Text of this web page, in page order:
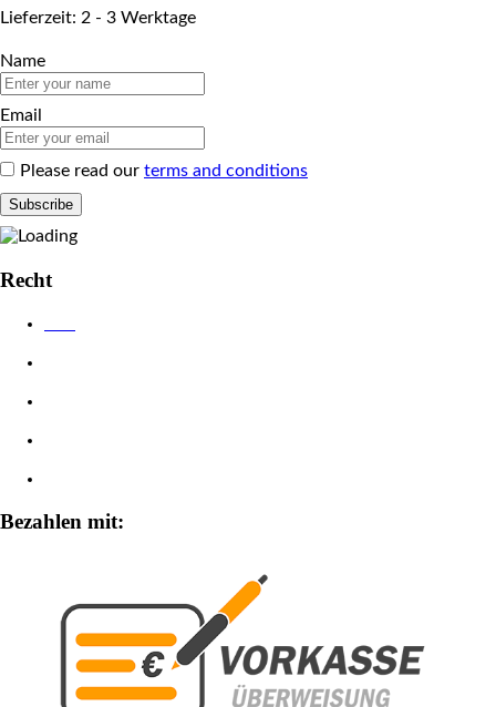
Lieferzeit: 2 - 3 Werktage
Name
Email
Please read our terms and conditions
Recht
Bezahlen mit: